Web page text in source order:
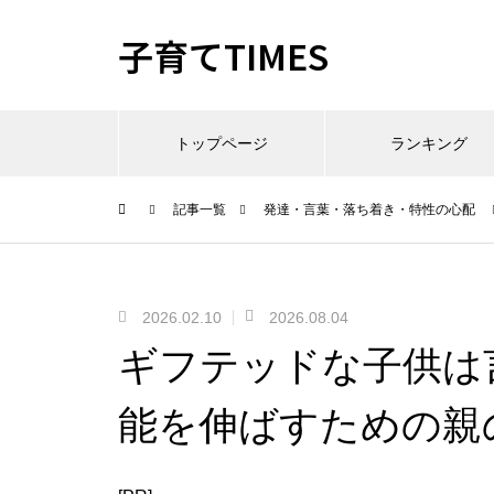
子育てTIMES
トップページ ランキング
記事一覧 発達・言葉・落ち着き・特性の心配
2026.02.10 2026.08.04
ギフテッドな子供
能を伸ばすための親